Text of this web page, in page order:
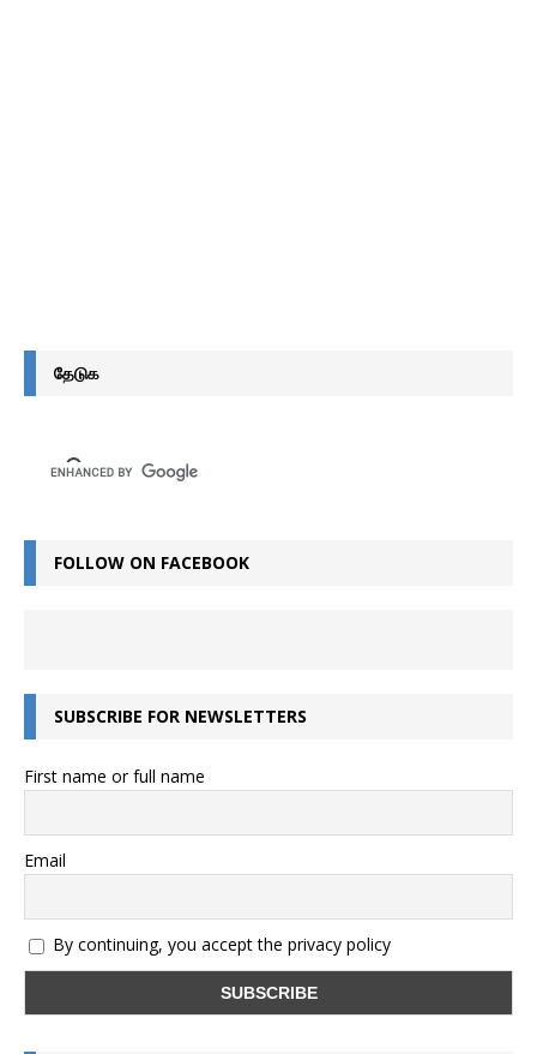
தேடுக
FOLLOW ON FACEBOOK
SUBSCRIBE FOR NEWSLETTERS
First name or full name
Email
By continuing, you accept the privacy policy